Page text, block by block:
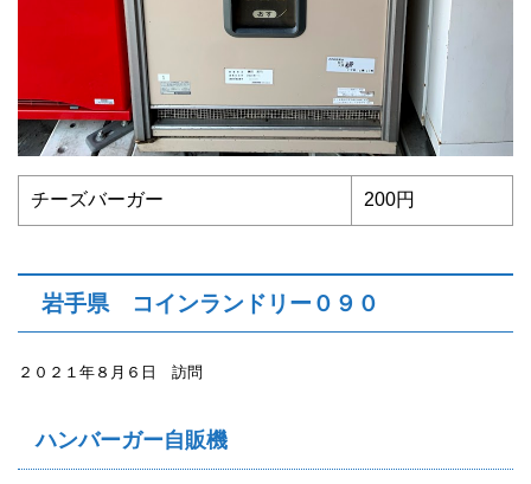
チーズバーガー 200円
岩手県 コインランドリー０９０
２０２１年８月６日 訪問
ハンバーガー自販機